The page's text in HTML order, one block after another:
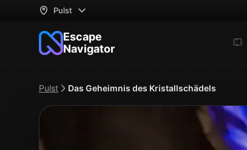
Pulst
Escape
Navigator
Pulst Das Geheimnis des Kristallschädels